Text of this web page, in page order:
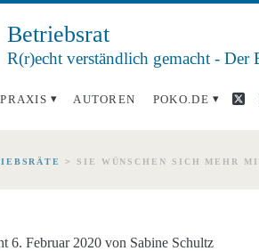
Betriebsrat
R(r)echt verständlich gemacht - Der
AUTOREN POKO.DE
> SIE WÜNSCHEN SICH MEHR
6. Februar 2020 von Sabine Schultz